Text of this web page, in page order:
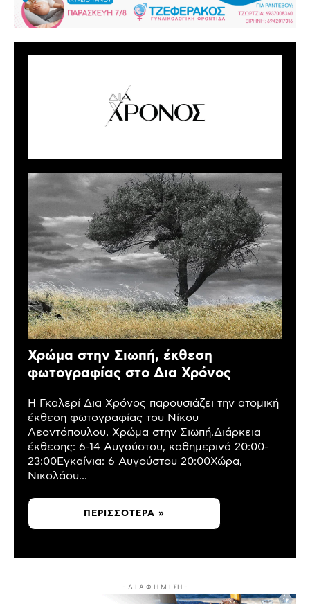
Χρώμα στην Σιωπή, έκθεση
φωτογραφίας στο Δια Χρόνος
Η Γκαλερί Δια Χρόνος παρουσιάζει την ατομική
έκθεση φωτογραφίας του Νίκου
Λεοντόπουλου, Χρώμα στην Σιωπή.Διάρκεια
έκθεσης: 6-14 Αυγούστου, καθημερινά 20:00-
23:00Εγκαίνια: 6 Αυγούστου 20:00Χώρα,
Νικολάου...
ΠΕΡΙΣΣΌΤΕΡΑ »
- Δ Ι Α Φ Η Μ Ι ΣΗ -